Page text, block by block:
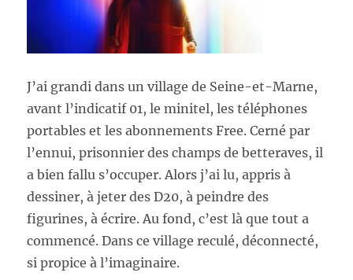
J’ai grandi dans un village de Seine-et-Marne,
avant l’indicatif 01, le minitel, les téléphones
portables et les abonnements Free. Cerné par
l’ennui, prisonnier des champs de betteraves, il
a bien fallu s’occuper. Alors j’ai lu, appris à
dessiner, à jeter des D20, à peindre des
figurines, à écrire. Au fond, c’est là que tout a
commencé. Dans ce village reculé, déconnecté,
si propice à l’imaginaire.